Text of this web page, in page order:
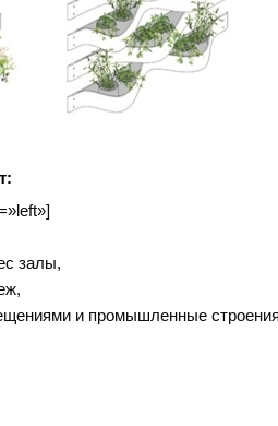
залы,
и промышленные